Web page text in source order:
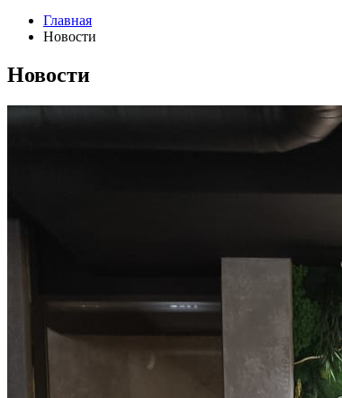
Главная
Новости
Новости